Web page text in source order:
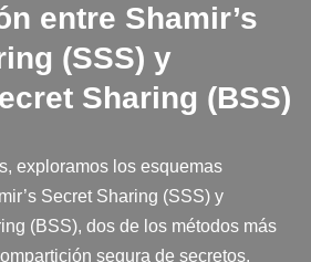
entre Shamir’s
(SSS) y
Sharing (BSS)
exploramos los esquemas
Secret Sharing (SSS) y
(BSS), dos de los métodos más
segura de secretos.